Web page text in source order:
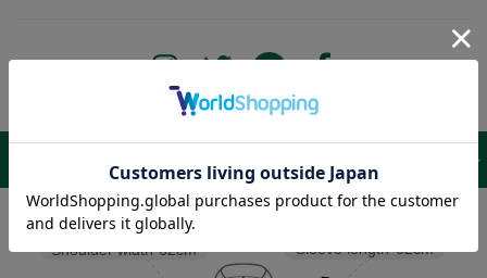
商品詳細
Sleeve length 62cm
Shoulder width 62cm